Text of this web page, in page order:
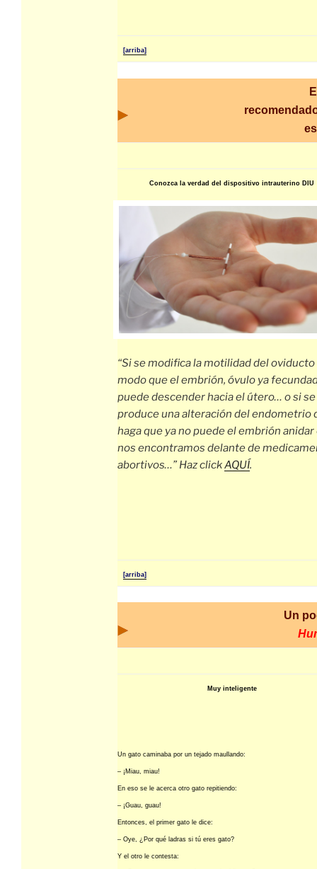
[arriba]
Conozca la verdad del dispositivo intrauterino DIU
“Si se modifica la motilidad del
modo que el embrión, óvulo ya
puede descender hacia el útero… o si se
produce una alteración del endometrio
haga que ya no puede el embrión anidar
nos encontramos delante de
abortivos…” Haz clickAQUÍ.
[arriba]
Un
Muy inteligente
Un gato caminaba por un tejado maullando:
– ¡Miau, miau!
En eso se le acerca otro gato repitiendo:
– ¡Guau, guau!
Entonces, el primer gato le dice:
– Oye, ¿Por qué ladras si tú eres gato?
Y el otro le contesta: